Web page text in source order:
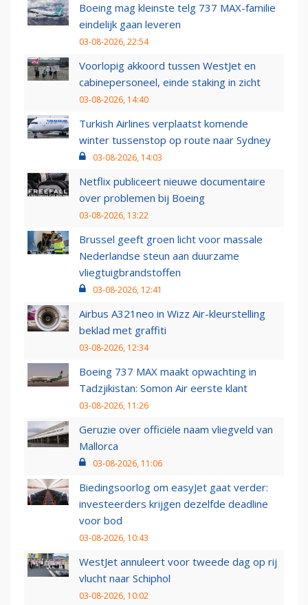
Boeing mag kleinste telg 737 MAX-familie
eindelijk gaan leveren
03-08-2026, 22:54
Voorlopig akkoord tussen WestJet en
cabinepersoneel, einde staking in zicht
03-08-2026, 14:40
Turkish Airlines verplaatst komende
winter tussenstop op route naar Sydney
03-08-2026, 14:03
Netflix publiceert nieuwe documentaire
over problemen bij Boeing
03-08-2026, 13:22
Brussel geeft groen licht voor massale
Nederlandse steun aan duurzame
vliegtuigbrandstoffen
03-08-2026, 12:41
Airbus A321neo in Wizz Air-kleurstelling
beklad met graffiti
03-08-2026, 12:34
Boeing 737 MAX maakt opwachting in
Tadzjikistan: Somon Air eerste klant
03-08-2026, 11:26
Geruzie over officiële naam vliegveld van
Mallorca
03-08-2026, 11:06
Biedingsoorlog om easyJet gaat verder:
investeerders krijgen dezelfde deadline
voor bod
03-08-2026, 10:43
WestJet annuleert voor tweede dag op rij
vlucht naar Schiphol
03-08-2026, 10:02